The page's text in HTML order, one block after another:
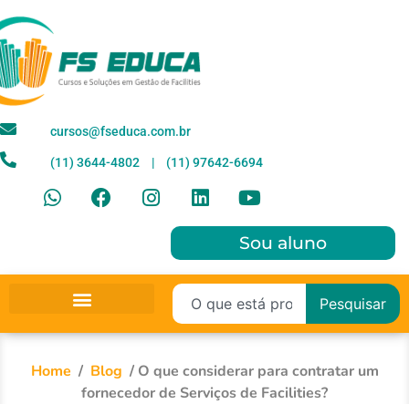
cursos@fseduca.com.br
(11) 3644-4802ﾠ|ﾠ(11) 97642-6694
Sou aluno
Pesquisar
Home / Blog / O que considerar para contratar um
fornecedor de Serviços de Facilities?